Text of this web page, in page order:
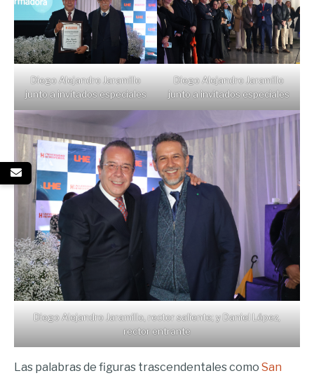
Diego Alejandro Jaramillo
junto a invitados especiales
Diego Alejandro Jaramillo
junto a invitados especiales
Diego Alejandro Jaramillo, rector saliente; y Daniel López,
rector entrante
Las palabras de figuras trascendentales como San